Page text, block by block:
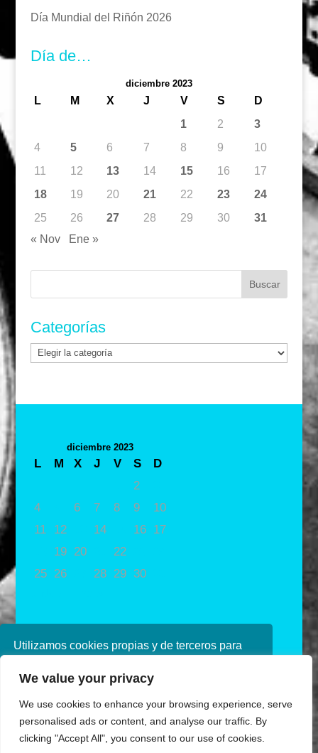
Utilizamos cookies propias y de terceros para
navegando, consideramos que acepta su uso.
política de cookies consulte nuestra
Política de
privacidad
We value your privacy
We use cookies to enhance your browsing experience, serve
personalised ads or content, and analyse our traffic. By
clicking "Accept All", you consent to our use of cookies.
Día Mundial del Riñón 2026
Día de…
diciembre 2023
L M X J V S
D
1
2
3
4
5 6 7 8 9
10
11
12 13 14 15 16
17
18
19 20 21 22 23
24
25
26 27 28 29 30
31
« Nov
Ene »
Categorías
Categorías
diciembre 2023
L M X J V S
D
2
4
6 7 8 9
10
11
12 14 16
17
19 20 22
25
26 28 29 30